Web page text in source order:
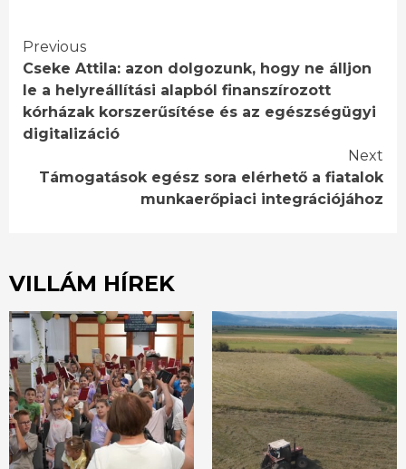
Continue
Reading
Previous
Cseke Attila: azon dolgozunk, hogy ne álljon
le a helyreállítási alapból finanszírozott
kórházak korszerűsítése és az egészségügyi
digitalizáció
Next
Támogatások egész sora elérhető a fiatalok
munkaerőpiaci integrációjához
VILLÁM HÍREK